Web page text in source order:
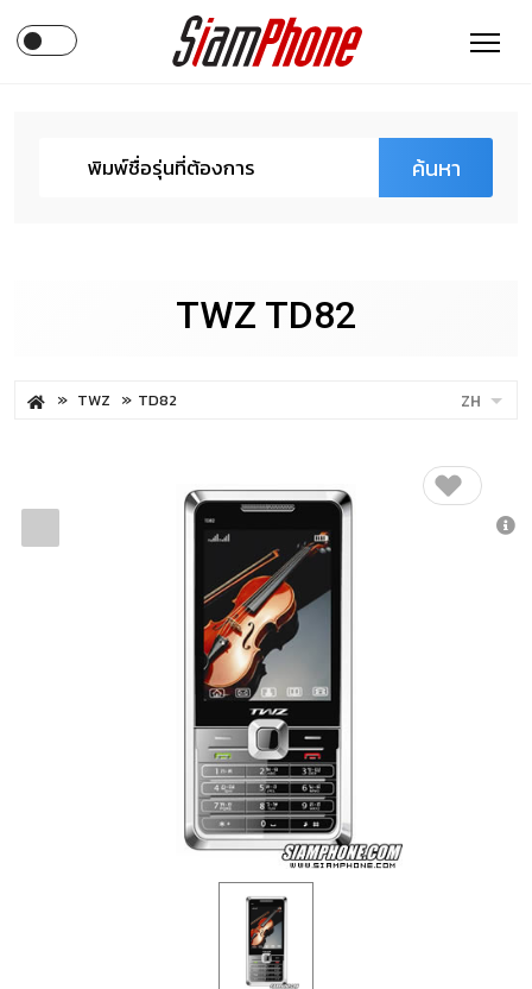
ค้นหา
TWZ TD82
TWZ TD82 ZH